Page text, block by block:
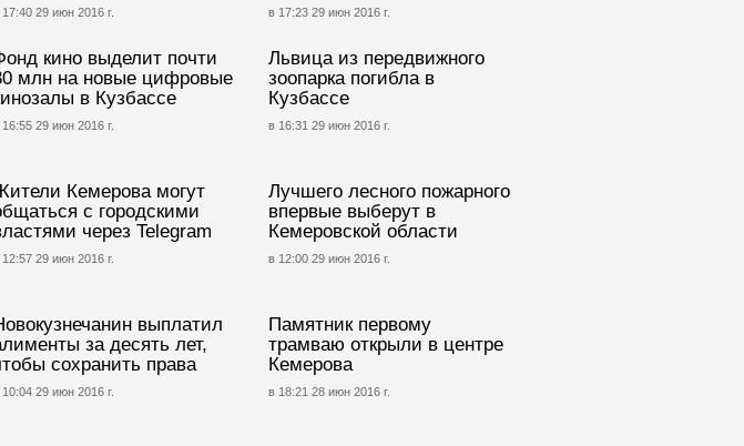
17:40 29 июн 2016 г. в 17:23 29 июн 2016 г.
кино выделит почти
млн на новые цифровые
в Кузбассе
16:55 29 июн 2016 г.
Львица из передвижного
зоопарка погибла в
Кузбассе
в 16:31 29 июн 2016 г.
Кемерова могут
с городскими
через Telegram
12:57 29 июн 2016 г.
Лучшего лесного пожарного
впервые выберут в
Кемеровской области
в 12:00 29 июн 2016 г.
выплатил
за десять лет,
сохранить права
10:04 29 июн 2016 г.
Памятник первому
трамваю открыли в центре
Кемерова
в 18:21 28 июн 2016 г.